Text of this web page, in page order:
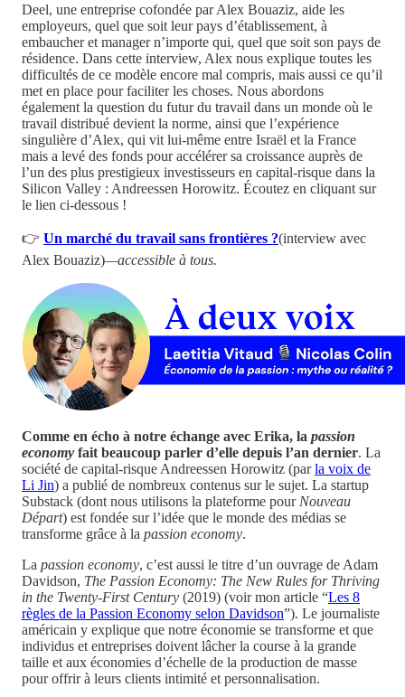
Deel, une entreprise cofondée par Alex Bouaziz, aide les
employeurs, quel que soit leur pays d’établissement, à
embaucher et manager n’importe qui, quel que soit son pays de
résidence. Dans cette interview, Alex nous explique toutes les
difficultés de ce modèle encore mal compris, mais aussi ce qu’il
met en place pour faciliter les choses. Nous abordons
également la question du futur du travail dans un monde où le
travail distribué devient la norme, ainsi que l’expérience
singulière d’Alex, qui vit lui-même entre Israël et la France
mais a levé des fonds pour accélérer sa croissance auprès de
l’un des plus prestigieux investisseurs en capital-risque dans la
Silicon Valley : Andreessen Horowitz. Écoutez en cliquant sur
le lien ci-dessous !
👉 Un marché du travail sans frontières ?(interview avec
Alex Bouaziz)—accessible à tous.
Comme en écho à notre échange avec Erika, la passion
economy fait beaucoup parler d’elle depuis l’an dernier. La
société de capital-risque Andreessen Horowitz (parla voix de
Li Jin) a publié de nombreux contenus sur le sujet. La startup
Substack (dont nous utilisons la plateforme pour Nouveau
Départ) est fondée sur l’idée que le monde des médias se
transforme grâce à la passion economy.
La passion economy, c’est aussi le titre d’un ouvrage de Adam
Davidson, The Passion Economy: The New Rules for Thriving
in the Twenty-First Century (2019) (voir mon article “Les 8
règles de la Passion Economy selon Davidson”). Le journaliste
américain y explique que notre économie se transforme et que
individus et entreprises doivent lâcher la course à la grande
taille et aux économies d’échelle de la production de masse
pour offrir à leurs clients intimité et personnalisation.